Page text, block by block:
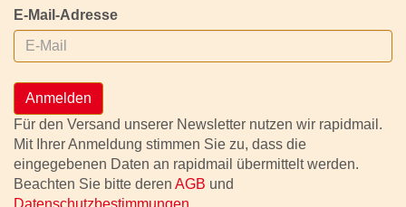
E-Mail-Adresse
Anmelden
Für den Versand unserer Newsletter nutzen wir rapidmail.
Mit Ihrer Anmeldung stimmen Sie zu, dass die
eingegebenen Daten an rapidmail übermittelt werden.
Beachten Sie bitte deren AGB und
Datenschutzbestimmungen .